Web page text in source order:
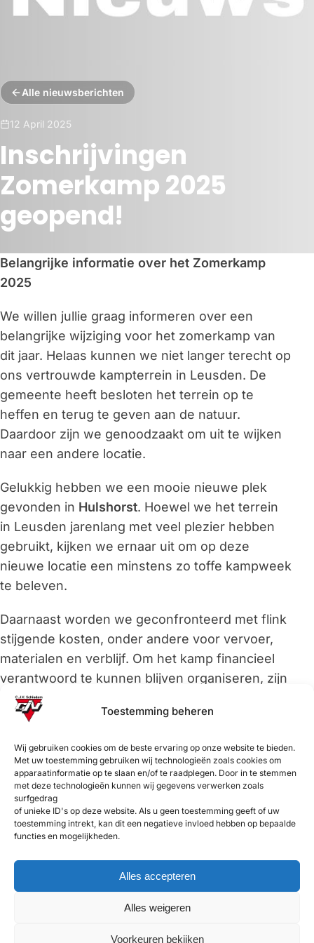
Toestemming beheren
Wij gebruiken cookies om de beste ervaring op onze website te bieden.
Met uw toestemming gebruiken wij technologieën zoals cookies om
apparaatinformatie op te slaan en/of te raadplegen. Door in te stemmen
met deze technologieën kunnen wij gegevens verwerken zoals
surfgedrag
of unieke ID's op deze website. Als u geen toestemming geeft of uw
toestemming intrekt, kan dit een negatieve invloed hebben op bepaalde
functies en mogelijkheden.
Alles accepteren
Alles weigeren
Voorkeuren bekijken
Alle nieuwsberichten
12 April 2025
Inschrijvingen
Zomerkamp 2025
geopend!
Belangrijke informatie over het Zomerkamp
2025
We willen jullie graag informeren over een
belangrijke wijziging voor het zomerkamp van
dit jaar. Helaas kunnen we niet langer terecht op
ons vertrouwde kampterrein in Leusden. De
gemeente heeft besloten het terrein op te
heffen en terug te geven aan de natuur.
Daardoor zijn we genoodzaakt om uit te wijken
naar een andere locatie.
Gelukkig hebben we een mooie nieuwe plek
gevonden in Hulshorst. Hoewel we het terrein
in Leusden jarenlang met veel plezier hebben
gebruikt, kijken we ernaar uit om op deze
nieuwe locatie een minstens zo toffe kampweek
te beleven.
Daarnaast worden we geconfronteerd met flink
stijgende kosten, onder andere voor vervoer,
materialen en verblijf. Om het kamp financieel
verantwoord te kunnen blijven organiseren, zijn
we helaas genoodzaakt om de
deelnemersbijdrage iets te verhogen. We hopen
Heb je vragen over de nieuwe locatie of over de
kosten? Neem dan gerust contact met ons op.
We kijken ernaar uit om ook dit jaar samen weer
een onvergetelijk kamp te beleven!
CJV Schiedam
De leukste Schiedamse vereniging voor jong en oud!
c.j.v.schiedam@gmail.com